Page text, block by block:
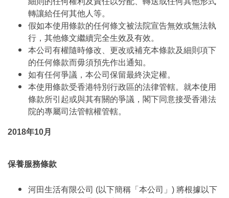
轉讓給任何其他人等。
假如本使用條款的任何條文被法院宣告無效或無法執
行，其他條文繼續完全生效及有效。
本公司有權隨時修改、更改或補充本條款及細則項下
的任何條款而毋須預先作出通知。
如有任何爭議，本公司保留最終決定權。
本使用條款受香港特別行政區的法律管轄。就本使用
條款所引起或與其有關的爭議，閣下同意接受香港法
院的專屬司法管轄權管轄。
2018年10月
保養服務條款
河田生活有限公司 (以下簡稱「本公司」) 將根據以下